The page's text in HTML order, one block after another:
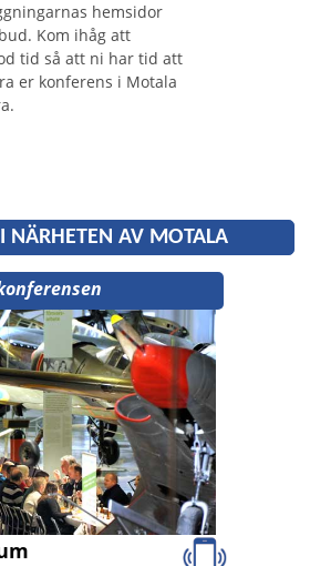
hemsidor
Kom ihåg att
tid så att ni har tid att
er konferens i Motala
NÄRHETEN AV MOTALA